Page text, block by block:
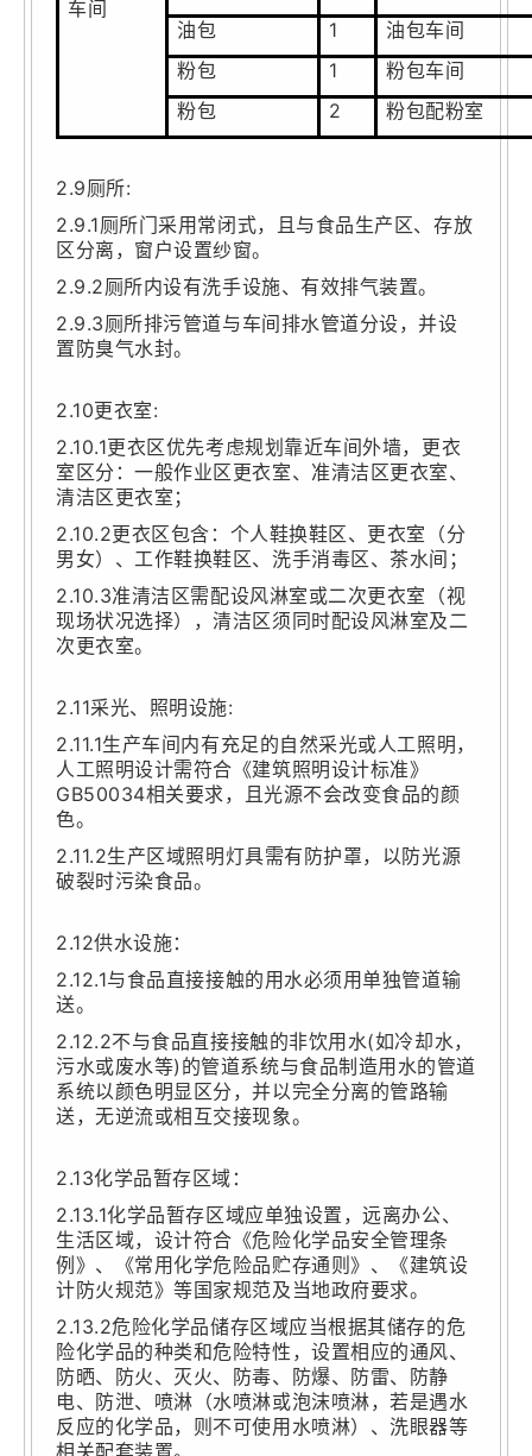
车间
油包
1
油包车间
粉包
1
粉包车间
粉包
2 粉包配粉室
2.9厕所:
2.9.1厕所门采用常闭式，且与食品生产区、存放
区分离，窗户设置纱窗。
2.9.2厕所内设有洗手设施、有效排气装置。
2.9.3厕所排污管道与车间排水管道分设，并设
置防臭气水封。
2.10更衣室:
2.10.1更衣区优先考虑规划靠近车间外墙，更衣
室区分：一般作业区更衣室、准清洁区更衣室、
清洁区更衣室；
2.10.2更衣区包含：个人鞋换鞋区、更衣室（分
男女）、工作鞋换鞋区、洗手消毒区、茶水间；
2.10.3准清洁区需配设风淋室或二次更衣室（视
现场状况选择），清洁区须同时配设风淋室及二
次更衣室。
2.11采光、照明设施:
2.11.1生产车间内有充足的自然采光或人工照明，
人工照明设计需符合《建筑照明设计标准》
GB50034相关要求，且光源不会改变食品的颜
色。
2.11.2生产区域照明灯具需有防护罩，以防光源
破裂时污染食品。
2.12供水设施：
2.12.1与食品直接接触的用水必须用单独管道输
送。
2.12.2不与食品直接接触的非饮用水(如冷却水，
污水或废水等)的管道系统与食品制造用水的管道
系统以颜色明显区分，并以完全分离的管路输
送，无逆流或相互交接现象。
2.13化学品暂存区域：
2.13.1化学品暂存区域应单独设置，远离办公、
生活区域，设计符合《危险化学品安全管理条
例》、《常用化学危险品贮存通则》、《建筑设
计防火规范》等国家规范及当地政府要求。
2.13.2危险化学品储存区域应当根据其储存的危
险化学品的种类和危险特性，设置相应的通风、
防晒、防火、灭火、防毒、防爆、防雷、防静
电、防泄、喷淋（水喷淋或泡沫喷淋，若是遇水
反应的化学品，则不可使用水喷淋）、洗眼器等
相关配套装置。